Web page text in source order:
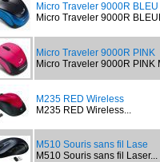
Micro Traveler 9000R BLEU
Micro Traveler 9000R
Micro Traveler 9000R PINK
Micro Traveler 9000R PINK
M235 RED Wireless
M235 RED Wireless...
M510 Souris sans fil Lase
M510 Souris sans fil Laser...